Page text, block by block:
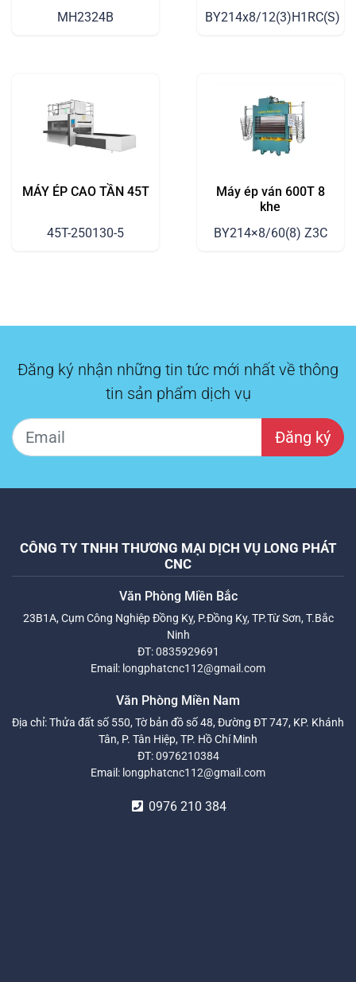
MH2324B
BY214x8/12(3)H1RC(S)
MÁY ÉP CAO TẦN 45T
45T-250130-5
Máy ép ván 600T 8
khe
BY214×8/60(8) Z3C
Đăng ký nhận những tin tức mới nhất về thông
tin sản phẩm dịch vụ
Đăng ký
CÔNG TY TNHH THƯƠNG MẠI DỊCH VỤ LONG PHÁT
CNC
Văn Phòng Miền Bắc
23B1A, Cụm Công Nghiệp Đồng Kỵ, P.Đồng Kỵ, TP.Từ Sơn, T.Bắc
Ninh
ĐT:0835929691
Email: longphatcnc112@gmail.com
Văn Phòng Miền Nam
Địa chỉ: Thửa đất số 550, Tờ bản đồ số 48, Đường ĐT 747, KP. Khánh
Tân, P. Tân Hiệp, TP. Hồ Chí Minh
ĐT:0976210384
Email: longphatcnc112@gmail.com
0976 210 384